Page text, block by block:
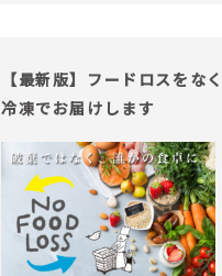
【最新版】フードロスをな
冷凍でお届けします